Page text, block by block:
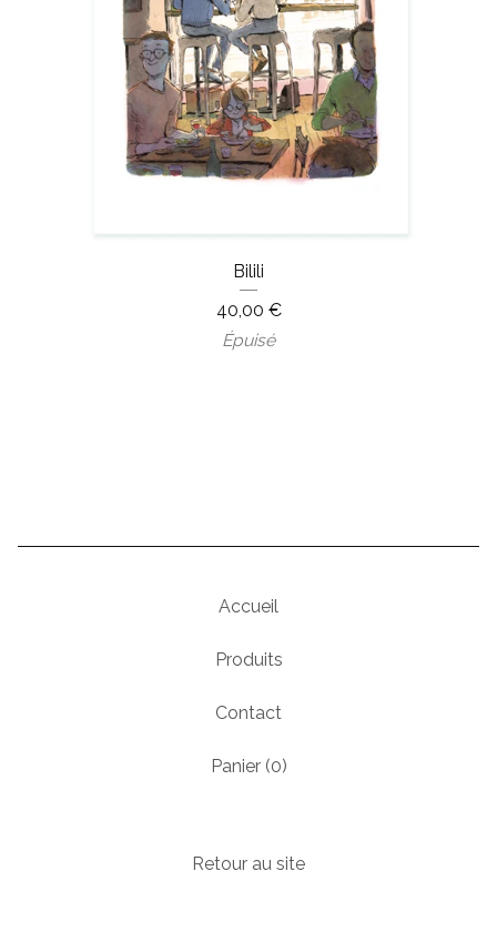
Bilili
40,00 €
Épuisé
Accueil
Produits
Contact
Panier (0)
Retour au site